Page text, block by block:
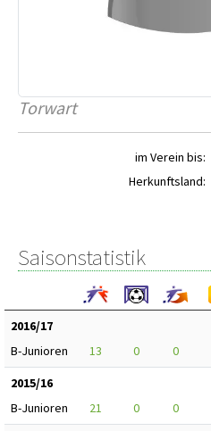
Torwart
im Verein bis:
Herkunftsland:
Saisonstatistik
2016/17
B-Junioren
13 0 0
2015/16
B-Junioren
21 0 0